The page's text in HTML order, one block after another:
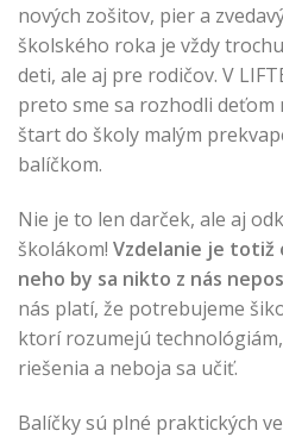
nových zošitov, pier a
školského roka je vždy
deti, ale aj pre rodičov. V
preto sme sa rozhodli
štart do školy malým
balíčkom.
Nie je to len darček, ale aj
školákom! Vzdelanie je totiž
neho by sa nikto z nás
nás platí, že potrebujeme
ktorí rozumejú
riešenia a neboja sa učiť.
Balíčky sú plné praktických